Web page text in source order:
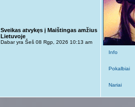
Sveikas atvykęs į Maištingas amžius
Lietuvoje
Dabar yra Šeš 08 Rgp, 2026 10:13 am
Info
Pokalbiai
Nariai